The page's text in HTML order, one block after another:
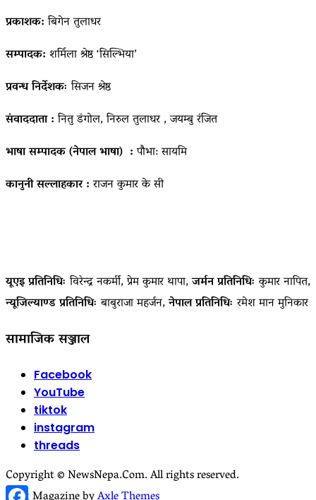
प्रकाशक:बिगेन तुलाधर
सम्पादक: शर्मिला श्रेष्ठ ‘सिल्भिया’
प्रवन्ध निर्देशकःसिजन श्रेष्ठ
संवाददाता :नितु डंगोल, निरुल तुलाधर , जयम्बु रंजित
भाषा सम्पादक (नेपाल भाषा) :पौभा: सायमि
कानुनी सल्लाहकार :राजन कुमार के सी
यूएइ प्रतिनिधिः विरेन्द्र नकर्मी, प्रेम कुमार थापा,जर्मन प्रतिनिधिः कुमार नापित,
न्यूजिल्याण्ड प्रतिनिधिः बाबुराजा महर्जन,नेपाल प्रतिनिधिः रमेश मान मुनिकार
सामाजिक सञ्जाल
Facebook
YouTube
tiktok
instagram
threads
Copyright © NewsNepa.Com. All rights reserved.
Facebook